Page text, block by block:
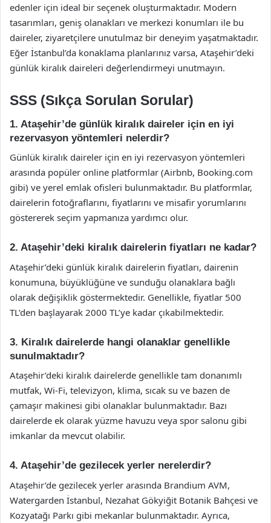
edenler için ideal bir seçenek oluşturmaktadır. Modern
tasarımları, geniş olanakları ve merkezi konumları ile bu
daireler, ziyaretçilere unutulmaz bir deneyim yaşatmaktadır.
Eğer İstanbul’da konaklama planlarınız varsa, Ataşehir’deki
günlük kiralık daireleri değerlendirmeyi unutmayın.
SSS (Sıkça Sorulan Sorular)
1. Ataşehir’de günlük kiralık daireler için en iyi
rezervasyon yöntemleri nelerdir?
Günlük kiralık daireler için en iyi rezervasyon yöntemleri
arasında popüler online platformlar (Airbnb, Booking.com
gibi) ve yerel emlak ofisleri bulunmaktadır. Bu platformlar,
dairelerin fotoğraflarını, fiyatlarını ve misafir yorumlarını
göstererek seçim yapmanıza yardımcı olur.
2. Ataşehir’deki kiralık dairelerin fiyatları ne kadar?
Ataşehir’deki günlük kiralık dairelerin fiyatları, dairenin
konumuna, büyüklüğüne ve sunduğu olanaklara bağlı
olarak değişiklik göstermektedir. Genellikle, fiyatlar 500
TL’den başlayarak 2000 TL’ye kadar çıkabilmektedir.
3. Kiralık dairelerde hangi olanaklar genellikle
sunulmaktadır?
Ataşehir’deki kiralık dairelerde genellikle tam donanımlı
mutfak, Wi-Fi, televizyon, klima, sıcak su ve bazen de
çamaşır makinesi gibi olanaklar bulunmaktadır. Bazı
dairelerde ek olarak yüzme havuzu veya spor salonu gibi
imkanlar da mevcut olabilir.
4. Ataşehir’de gezilecek yerler nerelerdir?
Ataşehir’de gezilecek yerler arasında Brandium AVM,
Watergarden İstanbul, Nezahat Gökyiğit Botanik Bahçesi ve
Kozyatağı Parkı gibi mekanlar bulunmaktadır. Ayrıca,